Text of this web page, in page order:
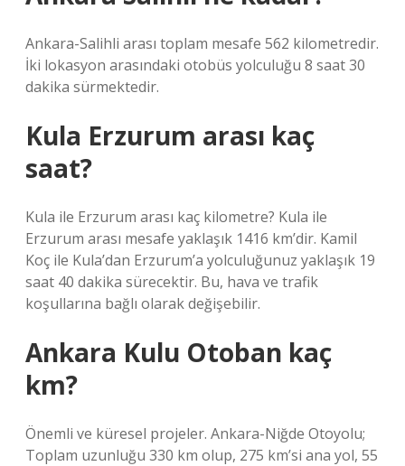
Ankara-Salihli arası toplam mesafe 562 kilometredir.
İki lokasyon arasındaki otobüs yolculuğu 8 saat 30
dakika sürmektedir.
Kula Erzurum arası kaç
saat?
Kula ile Erzurum arası kaç kilometre? Kula ile
Erzurum arası mesafe yaklaşık 1416 km’dir. Kamil
Koç ile Kula’dan Erzurum’a yolculuğunuz yaklaşık 19
saat 40 dakika sürecektir. Bu, hava ve trafik
koşullarına bağlı olarak değişebilir.
Ankara Kulu Otoban kaç
km?
Önemli ve küresel projeler. Ankara-Niğde Otoyolu;
Toplam uzunluğu 330 km olup, 275 km’si ana yol, 55